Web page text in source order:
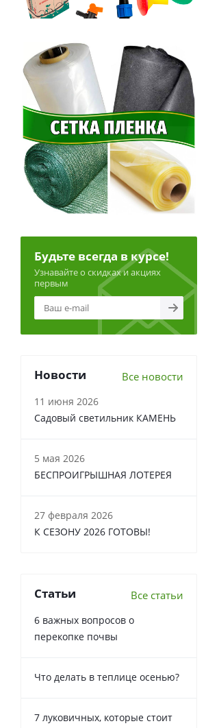
Будьте всегда в курсе!
Узнавайте о скидках и акциях
первым
Новости Все новости
11 июня 2026
Садовый светильник КАМЕНЬ
5 мая 2026
БЕСПРОИГРЫШНАЯ ЛОТЕРЕЯ
27 февраля 2026
К СЕЗОНУ 2026 ГОТОВЫ!
Статьи Все статьи
6 важных вопросов о
перекопке почвы
Что делать в теплице осенью?
7 луковичных, которые стоит